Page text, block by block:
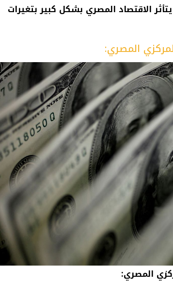
الاقتصاد المصري بشكل كبير بتغيرات
المصري:
المصري: